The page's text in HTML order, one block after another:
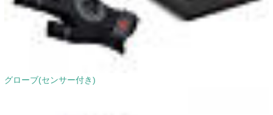
グローブ(センサー付き)